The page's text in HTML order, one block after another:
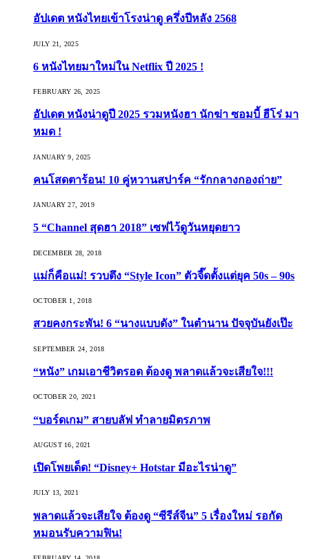
อัปเดต หนังไทยเข้าโรงน่าดู ครึ่งปีหลัง 2568
JULY 21, 2025
6 หนังไทยมาใหม่ใน Netflix ปี 2025 !
FEBRUARY 26, 2025
อัปเดต หนังน่าดูปี 2025 รวมหนังฮา นักฆ่า ซอมบี้ ฮีโร่ มา
หมด !
JANUARY 9, 2025
คนโสดตาร้อน! 10 คู่หวานสปาร์ค “รักกลางกองถ่าย”
JANUARY 27, 2019
5 “Channel สุดฮา 2018” เซฟไว้ดูวันหยุดยาว
DECEMBER 28, 2018
แม่ก็คือแม่! รวบตึง “Style Icon” ตัวจี๊ดตั้งแต่ยุค 50s – 90s
OCTOBER 1, 2018
สวยคงกระพัน! 6 “นางแบบดัง” ในตำนาน ปัจจุบันยังเป๊ะ
SEPTEMBER 24, 2018
“หนัง” เกมเอาชีวิตรอด ต้องดู พลาดแล้วจะเสียใจ!!!
OCTOBER 20, 2021
“บอร์ดเกม” สายบลัฟ ทำลายมิตรภาพ
AUGUST 16, 2021
เปิดโพยเด็ด! “Disney+ Hotstar มีอะไรน่าดู”
JULY 13, 2021
พลาดแล้วจะเสียใจ ต้องดู “ซีรีส์จีน” 5 เรื่องใหม่ รอกัด
หมอนรับความฟิน!